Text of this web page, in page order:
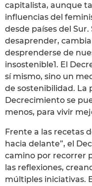
capitalista, aunque
influencias del
desde países del
desaprender,
desprenderse de
insostenible1. El
sí mismo, sino un
de sostenibilidad. La
Decrecimiento se
menos, para vivir
Frente a las recetas
hacia delante”, el
camino por recorrer
las reflexiones,
múltiples iniciativas.